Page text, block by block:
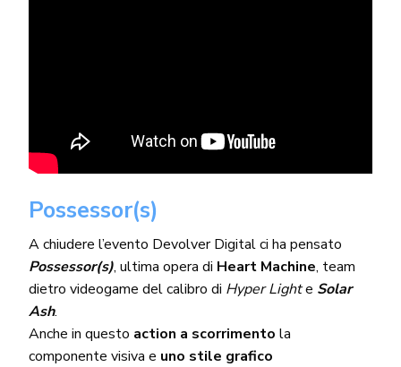
Possessor(s)
A chiudere l’evento Devolver Digital ci ha pensato
Possessor(s), ultima opera di Heart Machine, team
dietro videogame del calibro di Hyper Lighte Solar
Ash.
Anche in questo action a scorrimento la
componente visiva e uno stile grafico